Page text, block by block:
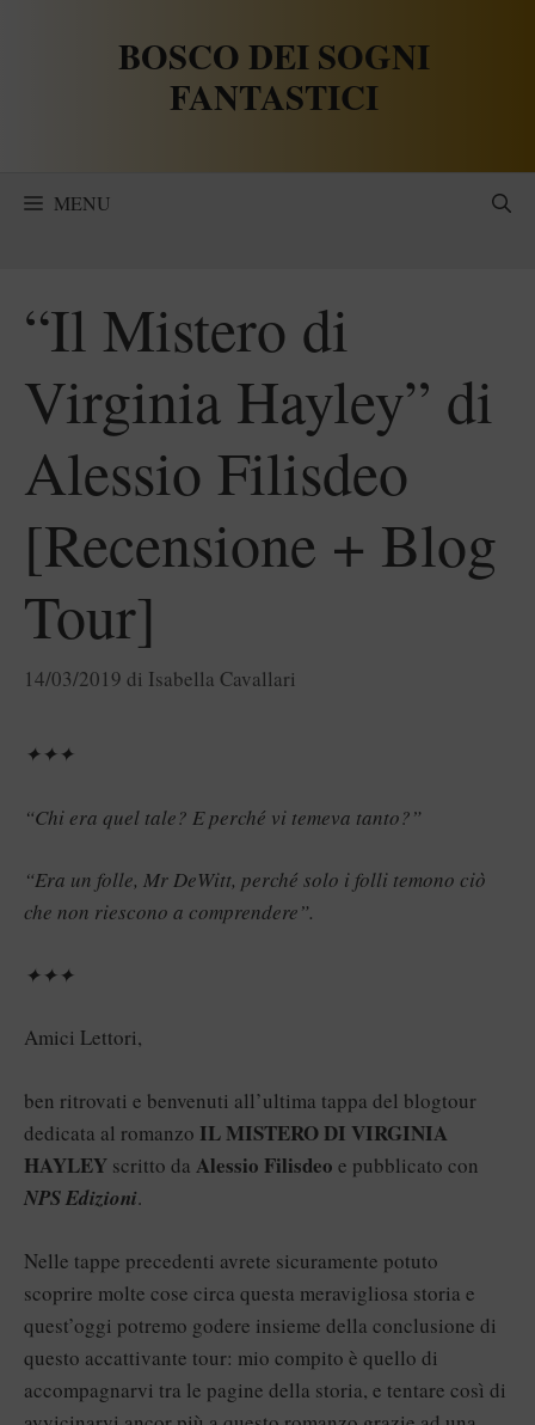
BOSCO DEI SOGNI
FANTASTICI
MENU
“Il Mistero di
Virginia Hayley” di
Alessio Filisdeo
[Recensione + Blog
Tour]
14/03/2019 di Isabella Cavallari
✦✦✦
“Chi era quel tale? E perché vi temeva tanto?”
“Era un folle, Mr DeWitt, perché solo i folli temono ciò
che non riescono a comprendere”.
✦✦✦
Amici Lettori,
ben ritrovati e benvenuti all’ultima tappa del blogtour
dedicata al romanzo IL MISTERO DI VIRGINIA
HAYLEY scritto da Alessio Filisdeo e pubblicato con
NPS Edizioni.
Nelle tappe precedenti avrete sicuramente potuto
scoprire molte cose circa questa meravigliosa storia e
quest’oggi potremo godere insieme della conclusione di
questo accattivante tour: mio compito è quello di
accompagnarvi tra le pagine della storia, e tentare così di